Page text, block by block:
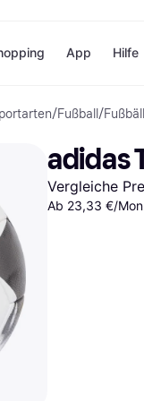
Sofort bezahlen
Bezahle in 3
Teilzahlungen
in bis zu 30
Tagen
Shops
eBay
Temu
SHEIN
App Hilfe
/Fußball /
adidas
Vergleiche
Ab 23,33 €/